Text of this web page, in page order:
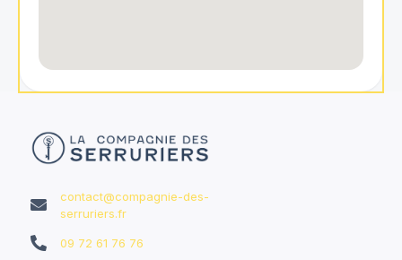

contact@compagnie-des-
serruriers.fr
 09 72 61 76 76